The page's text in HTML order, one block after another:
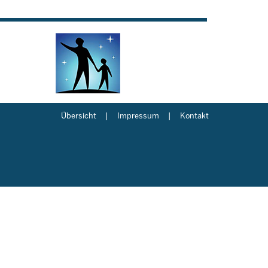
Übersicht Impressum Kontakt